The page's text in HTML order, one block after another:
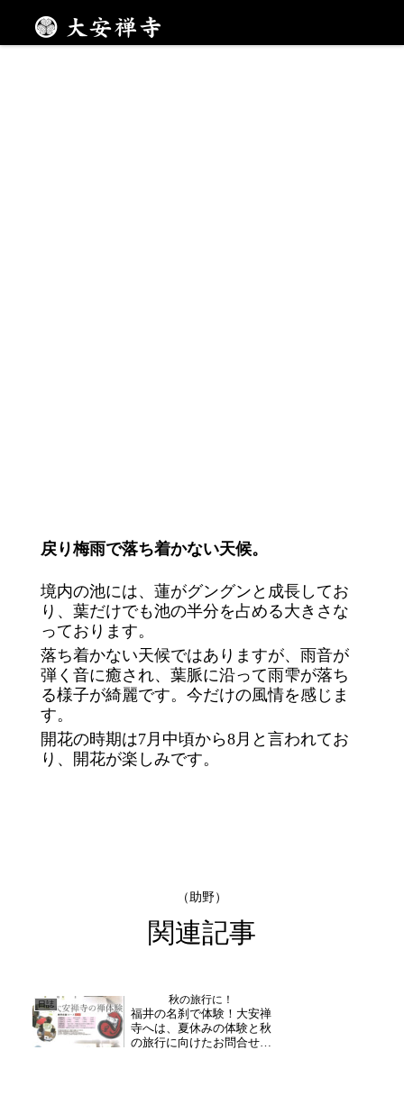
戻り梅雨で落ち着かない天候。
境内の池には、蓮がグングンと成長してお
り、葉だけでも池の半分を占める大きさな
っております。
落ち着かない天候ではありますが、雨音が
弾く音に癒され、葉脈に沿って雨雫が落ち
る様子が綺麗です。今だけの風情を感じま
す。
開花の時期は7月中頃から8月と言われてお
り、開花が楽しみです。
（助野）
関連記事
日誌 秋の旅行に！
福井の名刹で体験！大安禅
寺へは、夏休みの体験と秋
の旅行に向けたお問合せを